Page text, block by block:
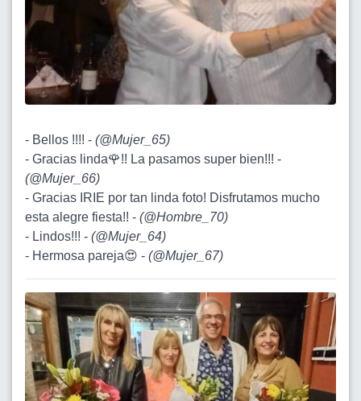
- Bellos !!!! - (@Mujer_65)
- Gracias linda🌹!! La pasamos super bien!!! -
(@Mujer_66)
- Gracias IRIE por tan linda foto! Disfrutamos mucho
esta alegre fiesta!! - (@Hombre_70)
- Lindos!!! - (@Mujer_64)
- Hermosa pareja😍 - (@Mujer_67)